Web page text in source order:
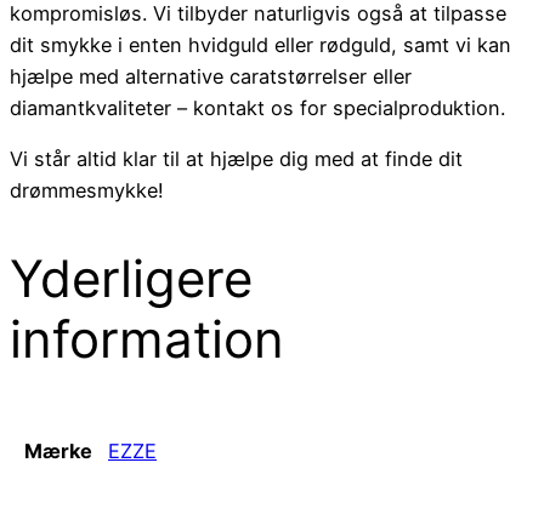
kompromisløs. Vi tilbyder naturligvis også at tilpasse
dit smykke i enten hvidguld eller rødguld, samt vi kan
hjælpe med alternative caratstørrelser eller
diamantkvaliteter – kontakt os for specialproduktion.
Vi står altid klar til at hjælpe dig med at finde dit
drømmesmykke!
Yderligere
information
Mærke EZZE